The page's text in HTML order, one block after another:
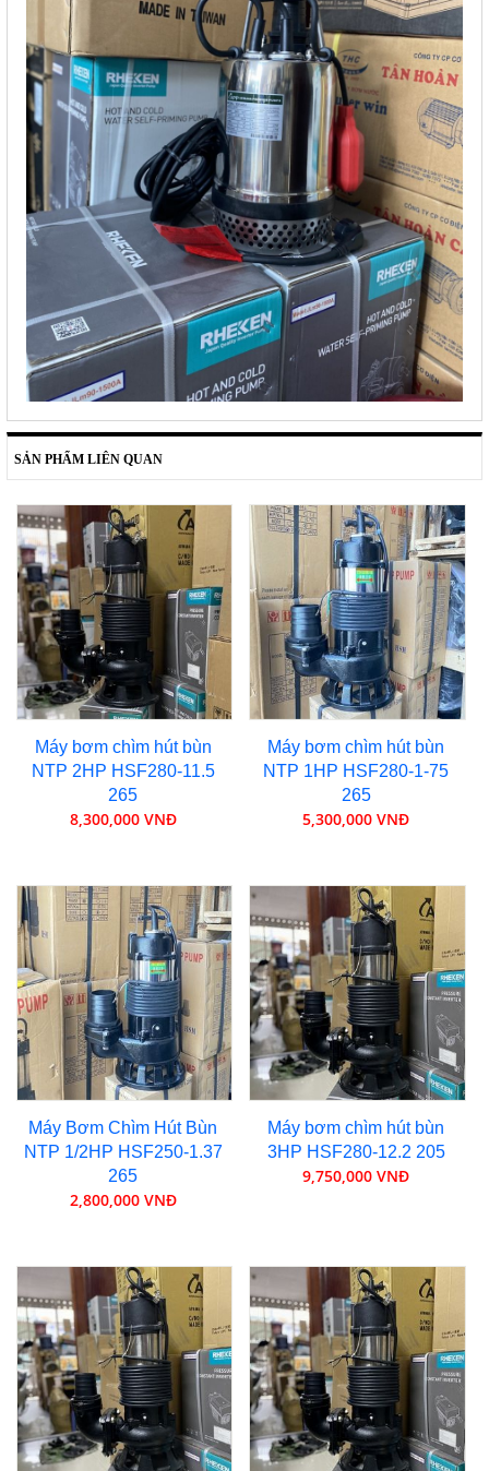
SẢN PHẨM LIÊN QUAN
Máy bơm chìm hút bùn
NTP 2HP HSF280-11.5
265
8,300,000 VNĐ
Máy bơm chìm hút bùn
NTP 1HP HSF280-1-75
265
5,300,000 VNĐ
Máy Bơm Chìm Hút Bùn
NTP 1/2HP HSF250-1.37
265
2,800,000 VNĐ
Máy bơm chìm hút bùn
3HP HSF280-12.2 205
9,750,000 VNĐ